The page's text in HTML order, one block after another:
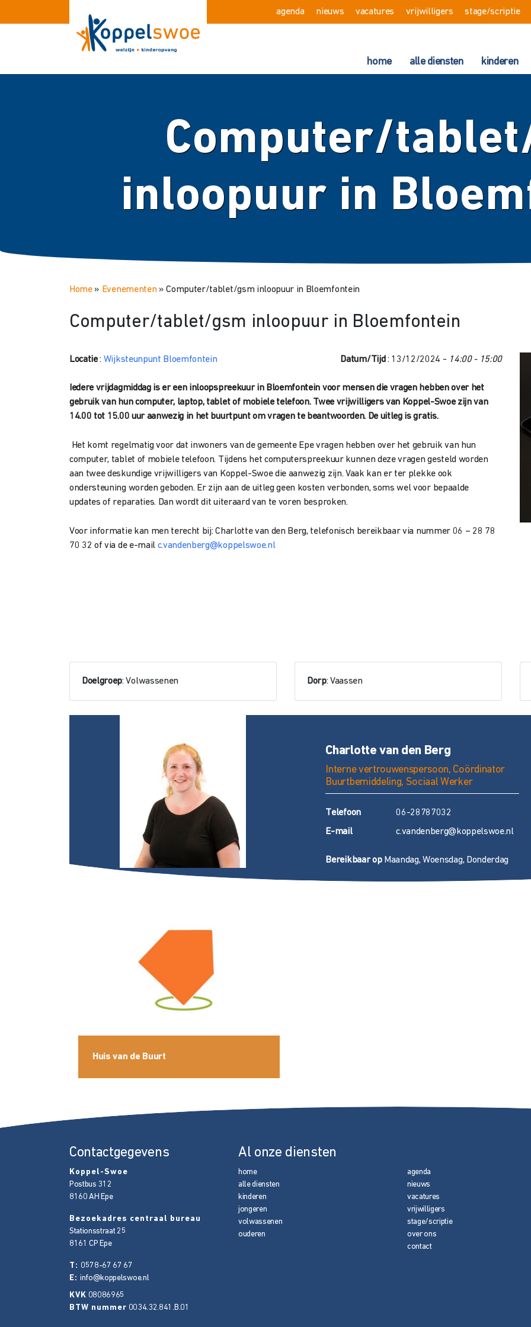
agenda nieuws vacatures vrijwilligers stage/scriptie
home alle diensten kinderen
Computer/
inloopuur in
Home» Evenementen»Computer/tablet/gsm inloopuur in Bloemfontein
Computer/tablet/gsm inloopuur in Bloemfontein
Locatie: Wijksteunpunt Bloemfontein Datum/Tijd : 13/12/2024 - 14:00 - 15:00
Iedere vrijdagmiddag is er een inloopspreekuur in Bloemfontein voor mensen die vragen hebben over het
gebruik van hun computer, laptop, tablet of mobiele telefoon. Twee vrijwilligers van Koppel-Swoe zijn van
14.00 tot 15.00 uur aanwezig in het buurtpunt om vragen te beantwoorden. De uitleg is gratis.
Het komt regelmatig voor dat inwoners van de gemeente Epe vragen hebben over het gebruik van hun
computer, tablet of mobiele telefoon. Tijdens het computerspreekuur kunnen deze vragen gesteld worden
aan twee deskundige vrijwilligers van Koppel-Swoe die aanwezig zijn. Vaak kan er ter plekke ook
ondersteuning worden geboden. Er zijn aan de uitleg geen kosten verbonden, soms wel voor bepaalde
updates of reparaties. Dan wordt dit uiteraard van te voren besproken.
Voor informatie kan men terecht bij: Charlotte van den Berg, telefonisch bereikbaar via nummer 06 – 28 78
70 32 of via de e-mail c.vandenberg@koppelswoe.nl
Doelgroep: Volwassenen Dorp: Vaassen
Charlotte van den Berg
Interne vertrouwenspersoon, Coördinator
Buurtbemiddeling, Sociaal Werker
Telefoon
06-28787032
E-mail c.vandenberg@koppelswoe.nl
Bereikbaar opMaandag, Woensdag, Donderdag
Huis van de Buurt
Contactgegevens
Koppel-Swoe
Postbus 312
8160 AH Epe
Bezoekadres centraal bureau
Stationsstraat 25
8161 CP Epe
T: 0578-67 67 67
E: info@koppelswoe.nl
KVK 08086965
BTW nummer 0034.32.841.B.01
Al onze diensten
home
alle diensten
kinderen
jongeren
volwassenen
ouderen
agenda
nieuws
vacatures
vrijwilligers
stage/scriptie
over ons
contact